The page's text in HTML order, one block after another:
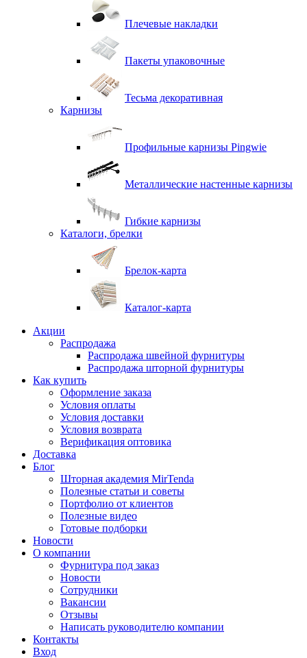
Плечевые накладки
Пакеты упаковочные
Тесьма декоративная
Карнизы
Профильные карнизы Pingwie
Металлические настенные карнизы
Гибкие карнизы
Каталоги, брелки
Брелок-карта
Каталог-карта
Акции
Распродажа
Распродажа швейной фурнитуры
Распродажа шторной фурнитуры
Как купить
Оформление заказа
Условия оплаты
Условия доставки
Условия возврата
Верификация оптовика
Доставка
Блог
Шторная академия MirTenda
Полезные статьи и советы
Портфолио от клиентов
Полезные видео
Готовые подборки
Новости
О компании
Фурнитура под заказ
Новости
Сотрудники
Вакансии
Отзывы
Написать руководителю компании
Контакты
Вход